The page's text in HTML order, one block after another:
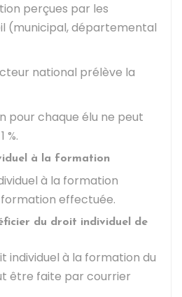
perçues par les
(municipal, départemental
national prélève la
pour chaque élu ne peut
1 %.
à la formation
à la formation
effectuée.
du droit individuel de
individuel à la formation du
être faite par courrier